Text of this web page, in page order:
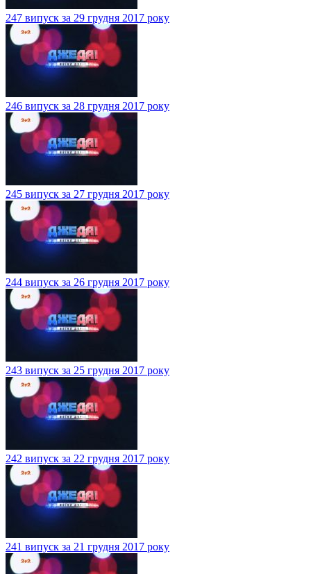
247 випуск за 29 грудня 2017 року
246 випуск за 28 грудня 2017 року
245 випуск за 27 грудня 2017 року
244 випуск за 26 грудня 2017 року
243 випуск за 25 грудня 2017 року
242 випуск за 22 грудня 2017 року
241 випуск за 21 грудня 2017 року